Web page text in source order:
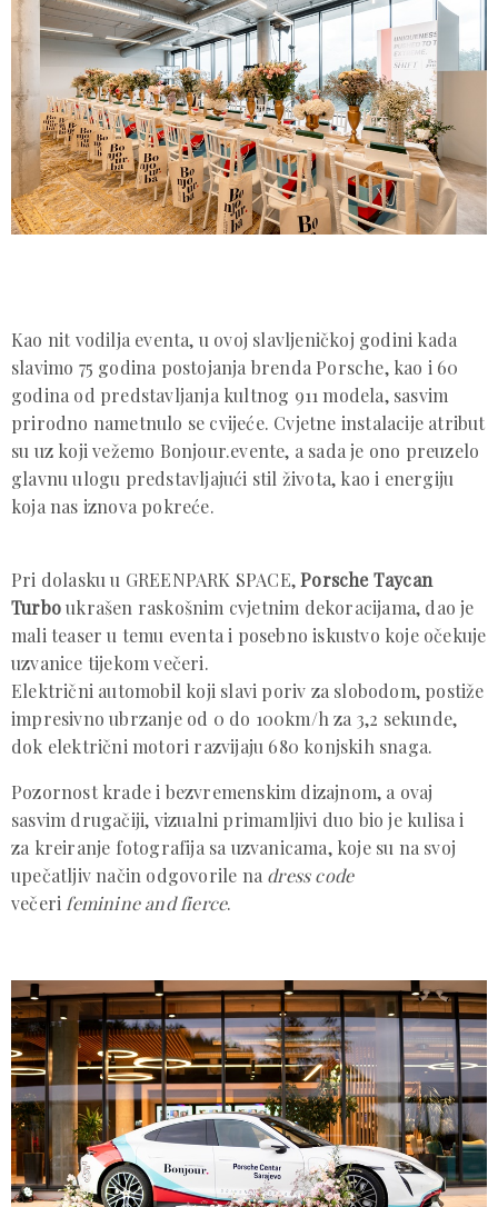
Kao nit vodilja eventa, u ovoj slavljeničkoj godini kada
slavimo 75 godina postojanja brenda Porsche, kao i 60
godina od predstavljanja kultnog 911 modela, sasvim
prirodno nametnulo se cvijeće. Cvjetne instalacije atribut
su uz koji vežemo Bonjour.evente, a sada je ono preuzelo
glavnu ulogu predstavljajući stil života, kao i energiju
koja nas iznova pokreće.
Pri dolasku u GREENPARK SPACE,Porsche Taycan
Turboukrašen raskošnim cvjetnim dekoracijama, dao je
mali teaser u temu eventa i posebno iskustvo koje očekuje
uzvanice tijekom večeri.
Električni automobil koji slavi poriv za slobodom, postiže
impresivno ubrzanje od 0 do 100km/h za 3,2 sekunde,
dok električni motori razvijaju 680 konjskih snaga.
Pozornost krade i bezvremenskim dizajnom, a ovaj
sasvim drugačiji, vizualni primamljivi duo bio je kulisa i
za kreiranje fotografija sa uzvanicama, koje su na svoj
upečatljiv način odgovorile na dress code
večerifeminine and fierce.